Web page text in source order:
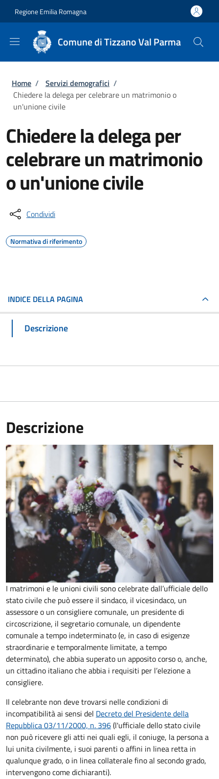
Regione Emilia Romagna
Comune di Tizzano Val Parma
Briciole di pane
Home / Servizi demografici /
Chiedere la delega per celebrare un matrimonio o
un'unione civile
Chiedere la delega per
celebrare un matrimonio
o un'unione civile
Condividi
Normativa di riferimento
INDICE DELLA PAGINA
Descrizione
Descrizione
I matrimoni e le unioni civili sono celebrate dall’ufficiale dello
stato civile che può essere il sindaco, il vicesindaco, un
assessore o un consigliere comunale, un presidente di
circoscrizione, il segretario comunale, un dipendente
comunale a tempo indeterminato (e, in caso di esigenze
straordinarie e temporalmente limitate, a tempo
determinato), che abbia superato un apposito corso o, anche,
un cittadino italiano che abbia i requisiti per l’elezione a
consigliere.
Il celebrante non deve trovarsi nelle condizioni di
incompatibilità ai sensi del Decreto del Presidente della
Repubblica 03/11/2000, n. 396(l'ufficiale dello stato civile
non può ricevere gli atti nei quali egli, il coniuge, la persona a
lui unita civilmente, i suoi parenti o affini in linea retta in
qualunque grado, o in linea collaterale fino al secondo grado,
intervengono come dichiaranti).